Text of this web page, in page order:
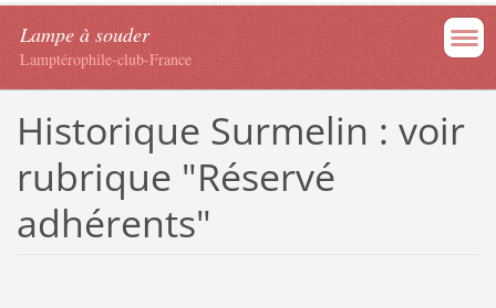
Lampe à souder
Lamptérophile-club-France
Historique Surmelin : voir
rubrique "Réservé
adhérents"